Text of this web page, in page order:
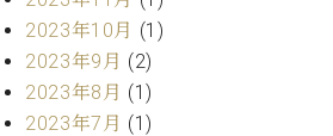
ィ
シ
ョ
ン
ス
タ
ッ
フ
2023年10月 (1)
2023年9月 (2)
2023年8月 (1)
2023年7月 (1)